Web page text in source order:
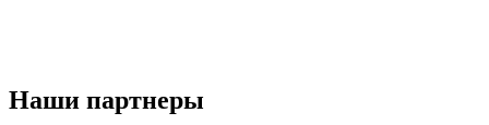
Наши партнеры